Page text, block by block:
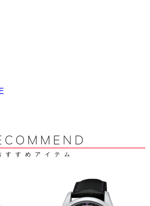
すすめアイテム